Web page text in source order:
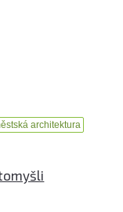
architektura